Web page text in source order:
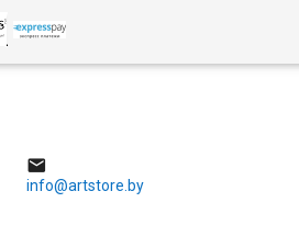

info@artstore.by